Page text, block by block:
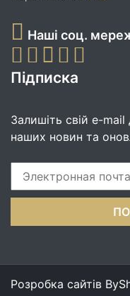
Наші соц.
Підписка
Залишіть свій e-
наших новин та
Розробка сайтів